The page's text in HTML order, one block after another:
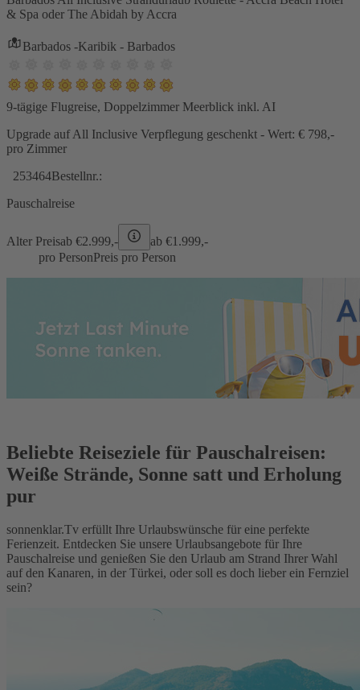
& Spa oder The Abidah by Accra
Barbados -Karibik - Barbados
9-tägige Flugreise, Doppelzimmer Meerblick inkl. AI
Upgrade auf All Inclusive Verpflegung geschenkt - Wert: € 798,-
pro Zimmer
253464Bestellnr.:
Pauschalreise
Alter Preisab €2.999,- ab €1.999,-
pro PersonPreis pro Person
Beliebte Reiseziele für Pauschalreisen:
Weiße Strände, Sonne satt und Erholung
pur
sonnenklar.Tv erfüllt Ihre Urlaubswünsche für eine perfekte
Ferienzeit. Entdecken Sie unsere Urlaubsangebote für Ihre
Pauschalreise und genießen Sie den Urlaub am Strand Ihrer Wahl
auf den Kanaren, in der Türkei, oder soll es doch lieber ein Fernziel
sein?